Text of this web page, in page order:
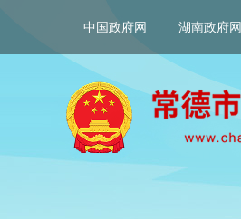
中国政府网 湖南政府网